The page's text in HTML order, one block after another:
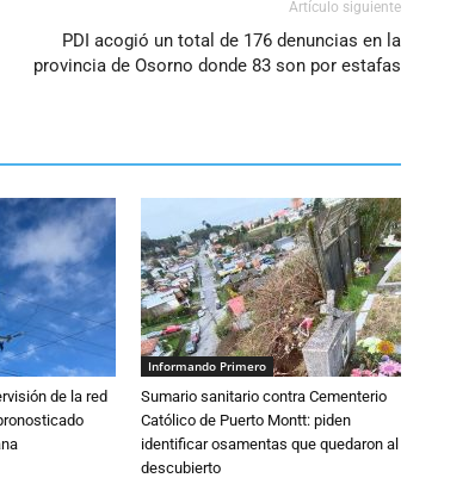
Artículo siguiente
PDI acogió un total de 176 denuncias en la
provincia de Osorno donde 83 son por estafas
de la red
Informando Primero
Sumario sanitario contra Cementerio
Católico de Puerto Montt: piden
identificar osamentas que quedaron al
descubierto